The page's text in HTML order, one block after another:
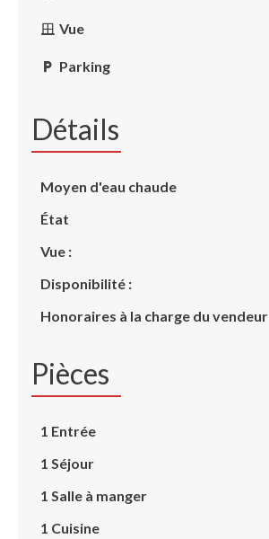
Vue
Parking
Détails
Moyen d'eau chaude
État
Vue :
Disponibilité :
Honoraires à la charge du vendeur
Pièces
1 Entrée
1 Séjour
1 Salle à manger
1 Cuisine